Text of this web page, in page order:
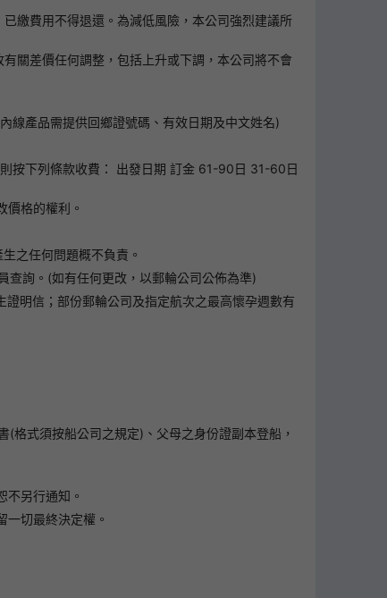
繳費用不得退還。為減低風險，本公司強烈建議所
關差價任何調整，包括上升或下調，本公司將不會
線產品需提供回鄉證號碼、有效日期及中文姓名)
按下列條款收費： 出發日期 訂金 61-90日 31-60日
格的權利。
之任何問題概不負責。
查詢。(如有任何更改，以郵輪公司公佈為準)
明信；部份郵輪公司及指定航次之最高懷孕週數有
格式須按船公司之規定)、父母之身份證副本登船，
另行通知。
切最終決定權。